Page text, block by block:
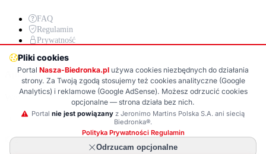
FAQ
Regulamin
Prywatność
Aplikacja
Wersja PWA już wkrótce!
Google Play (wkrótce) App Store (wkrótce)
© 2025Nasza-Biedronka.pl· Wszelkie prawa zastrzeżone
Pliki cookies
Portal Nasza-Biedronka.pl używa cookies niezbędnych do działania
strony. Za Twoją zgodą stosujemy też cookies analityczne (Google
Analytics) i reklamowe (Google AdSense). Możesz odrzucić cookies
opcjonalne — strona działa bez nich.
Portal nie jest powiązanyz Jeronimo Martins Polska S.A. ani siecią
Biedronka®.
Polityka Prywatności· Regulamin
Odrzucam opcjonalne